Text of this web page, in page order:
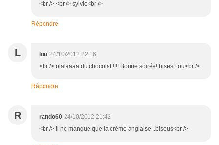
<br /> <br /> sylvie<br />
Répondre
L lou 24/10/2012 22:16
<br /> olalaaaa du chocolat !!!! Bonne soirée! bises Lou<br />
Répondre
R rando60 24/10/2012 21:42
<br /> il ne manque que la crème anglaise ..bisous<br />